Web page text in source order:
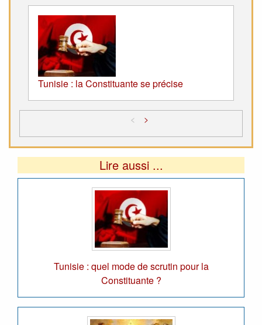
Tunisie : la Constituante se précise
< >
Lire aussi ...
Tunisie : quel mode de scrutin pour la
Constituante ?